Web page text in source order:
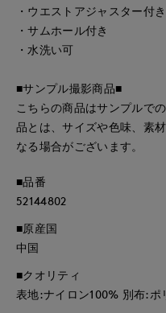
・ウエストアジャスター付き
・サムホール付き
・水洗い可
■サンプル撮影商品■
こちらの商品はサンプルで
品とは、サイズや色味、素
なる場合がございます。
■品番
52144802
■原産国
中国
■クオリティ
表地:ナイロン100% 別布:ポ